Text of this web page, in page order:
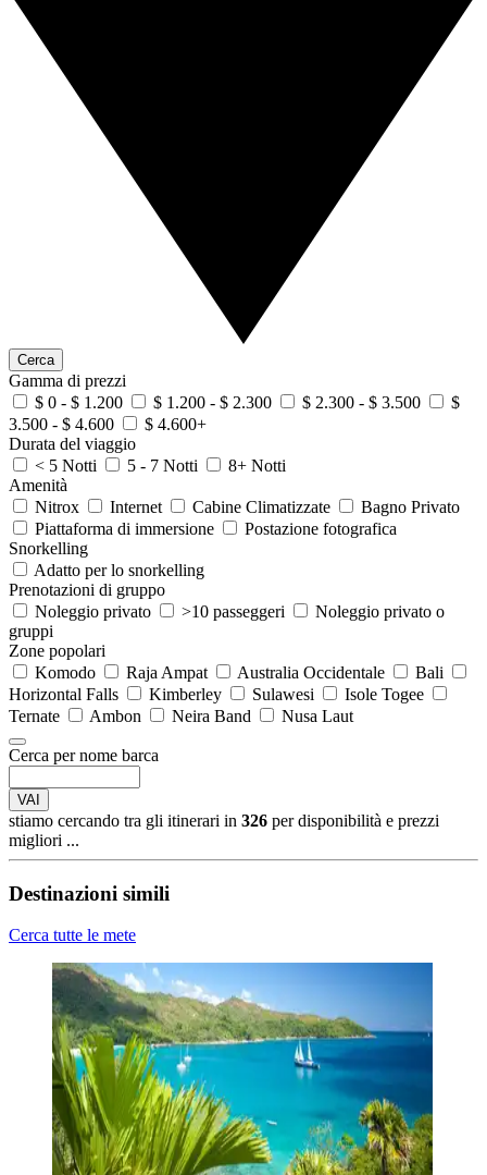
Cerca
Gamma di prezzi
$ 0 - $ 1.200
$ 1.200 - $ 2.300 $ 2.300 - $ 3.500
$
3.500 - $ 4.600
$ 4.600+
Durata del viaggio
< 5 Notti
5 - 7 Notti
8+ Notti
Amenità
Nitrox
Internet Cabine Climatizzate
Bagno Privato
Piattaforma di immersione
Postazione fotografica
Snorkelling
Adatto per lo snorkelling
Prenotazioni di gruppo
Noleggio privato
>10 passeggeri
Noleggio privato o
gruppi
Zone popolari
Komodo
Raja Ampat Australia Occidentale
Bali
Horizontal Falls
Kimberley Sulawesi
Isole Togee
Ternate
Ambon Neira Band Nusa Laut
Cerca per nome barca
VAI
stiamo cercando tra gli itinerari in 326 per disponibilità e prezzi
migliori ...
Destinazioni simili
Cerca tutte le mete